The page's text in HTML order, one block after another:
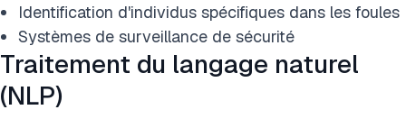
Identification d'individus spécifiques dans les foules
Systèmes de surveillance de sécurité
Traitement du langage naturel
(NLP)